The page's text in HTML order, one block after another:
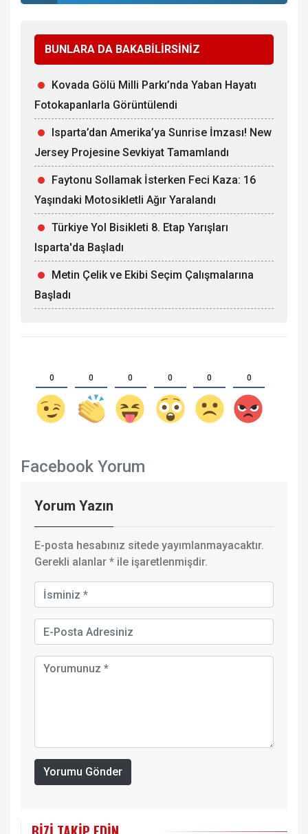
BUNLARA DA BAKABİLİRSİNİZ
Kovada Gölü Milli Parkı’nda Yaban Hayatı
Fotokapanlarla Görüntülendi
Isparta’dan Amerika’ya Sunrise İmzası! New
Jersey Projesine Sevkiyat Tamamlandı
Faytonu Sollamak İsterken Feci Kaza: 16
Yaşındaki Motosikletli Ağır Yaralandı
Türkiye Yol Bisikleti 8. Etap Yarışları
Isparta'da Başladı
Metin Çelik ve Ekibi Seçim Çalışmalarına
Başladı
0 0 0 0 0 0
Facebook Yorum
Yorum Yazın
E-posta hesabınız sitede yayımlanmayacaktır.
Gerekli alanlar * ile işaretlenmişdir.
Yorumu Gönder